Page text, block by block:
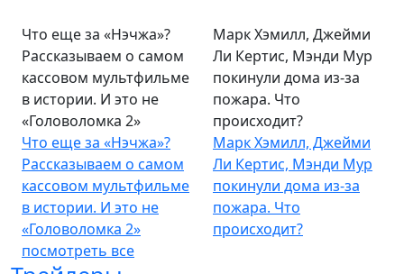
Что еще за «Нэчжа»?
Рассказываем о самом
кассовом мультфильме
в истории. И это не
«Головоломка 2»
Что еще за «Нэчжа»?
Рассказываем о самом
кассовом мультфильме
в истории. И это не
«Головоломка 2»
Марк Хэмилл, Джейми
Ли Кертис, Мэнди Мур
покинули дома из-за
пожара. Что
происходит?
Марк Хэмилл, Джейми
Ли Кертис, Мэнди Мур
покинули дома из-за
пожара. Что
происходит?
посмотреть все